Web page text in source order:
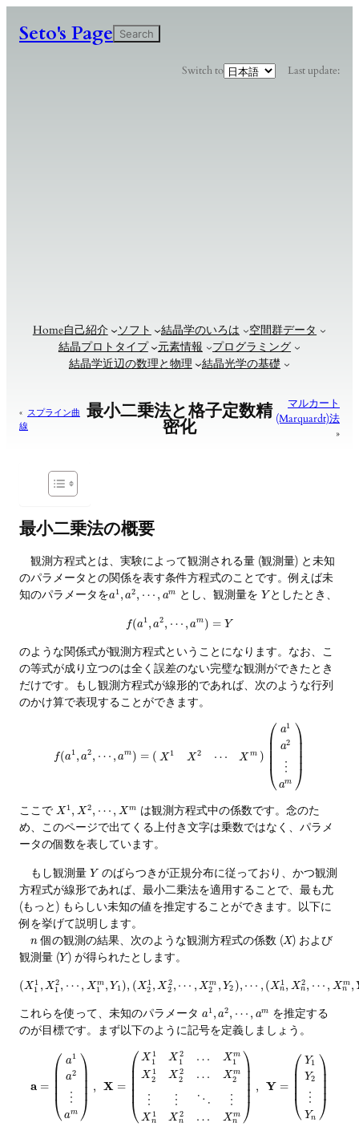
Seto's Page 検
索
Search
Switch to言
語 Last update:
Home自己紹介 ソフト 結晶学のいろは
空間群データ
結晶プロトタイプ
元素情報
プログラミング
結晶学近辺の数理と物理
結晶光学の基礎
« スプライン曲
線
最小二乗法と格子定数精
密化
マルカート
(Marquardt)法
»
最小二乗法の概要
観測方程式とは、実験によって観測される量 (観測量) と未知
のパラメータとの関係を表す条件方程式のことです。例えば未
知のパラメータをa1, a2, ⋯ , am とし、観測量をY としたとき、
f(a1 , a2, ⋯ , am ) = Y
のような関係式が観測方程式ということになります。なお、こ
の等式が成り立つのは全く誤差のない完璧な観測ができたとき
だけです。もし観測方程式が線形的であれば、次のような行列
のかけ算で表現することができます。
f(a1 , a2, ⋯ , am ) = ( X1 X2 ⋯ X m )
⎛
⎝
⎜⎜⎜⎜
a1
a2
⋮
am
⎞
⎠
⎟⎟⎟⎟
ここで X 1, X2, ⋯ , X m
は観測方程式中の係数です。念のた
め、このページで出てくる上付き文字は乗数ではなく、パラメ
ータの個数を表しています。
もし観測量 Y のばらつきが正規分布に従っており、かつ観測
方程式が線形であれば、最小二乗法を適用することで、最も尤
(もっと) もらしい未知の値を推定することができます。以下に
例を挙げて説明します。
n個の観測の結果、次のような観測方程式の係数 (X) および
観測量 (Y ) が得られたとします。
(X 1
1 , X2
1 , ⋯ , X m
1 , Y1), (X1
2 , X 2
2 , ⋯ , Xm
2 , Y2 ), ⋯ , (X 1
n , X2
n , ⋯ , Xm
n
,
これらを使って、未知のパラメータ a1, a2, ⋯ , am
を推定する
のが目標です。まず以下のように記号を定義しましょう。
a =
⎛
⎝
⎜
⎜⎜⎜
a1
a2
⋮
am
⎞
⎠
⎟⎟⎟⎟ , X =
⎛
⎝
⎜
⎜⎜⎜⎜
X 1
1
X 1
2
⋮
X 1
n
X 2
1
X 2
2
⋮
X 2
n
…
…
⋱
…
X m
1
X m
2
⋮
X m
n
⎞
⎠
⎟⎟⎟⎟⎟ , Y =
⎛
⎝
⎜
⎜⎜⎜
Y1
Y2
⋮
Yn
⎞
⎠
⎟⎟⎟⎟